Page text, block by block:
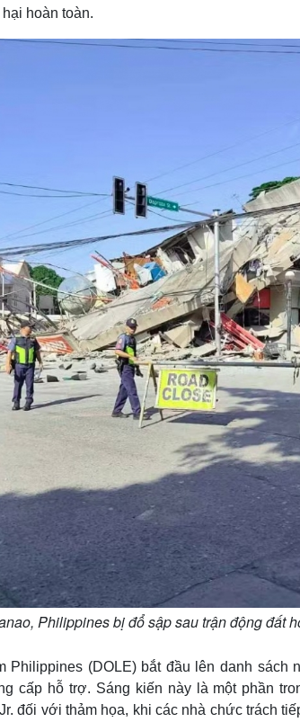
hoàn toàn.
Philippines bị đổ sập sau trận động đất
Philippines (DOLE) bắt đầu lên danh
cấp hỗ trợ. Sáng kiến ​​này là một phần
đối với thảm họa, khi các nhà chức trách